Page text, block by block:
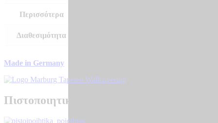
Περισσότερα
Διαθεσιμότητα
Made in Germany
Πιστοποιητικά Ποιότητας